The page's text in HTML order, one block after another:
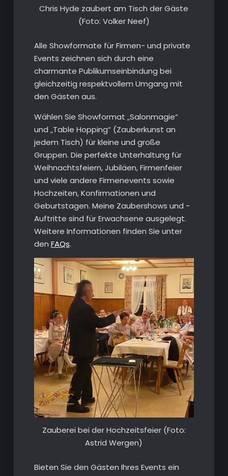
Chris Hyde zaubert am Tisch der Gäste
(Foto: Volker Neef)
Alle Showformate für Firmen- und private
Events zeichnen sich durch eine
charmante Publikumseinbindung bei
gleichzeitig respektvollem Umgang mit
den Gästen aus.
Wählen Sie Showformat „Salonmagie“
und „Table Hopping“ (Zauberkunst an
jedem Tisch) für kleine und große
Gruppen. Die perfekte Unterhaltung für
Weihnachtsfeiern, Jubiläen, Firmenfeier
und viele andere Firmenevents sowie
Hochzeiten, Konfirmationen und
Geburtstagen. Meine Zaubershows und -
Auftritte sind für Erwachsene ausgelegt.
Weitere Informationen finden Sie unter
den FAQs.
Zauberei bei der Hochzeitsfeier (Foto:
Astrid Wergen)
Bieten Sie den Gästen Ihres Events ein